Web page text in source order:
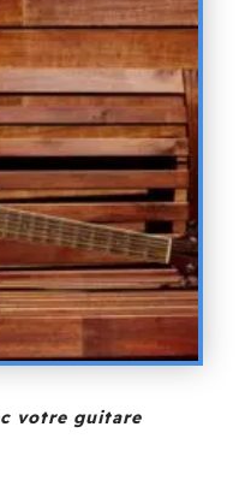
votre guitare